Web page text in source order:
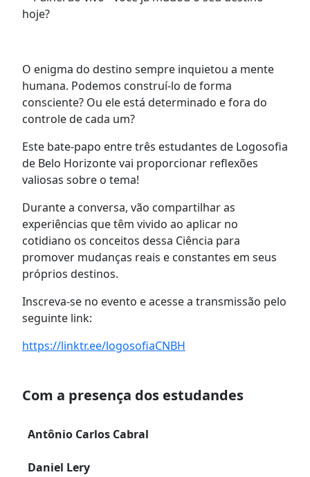
O enigma do destino sempre inquietou a mente
humana. Podemos construí-lo de forma
consciente? Ou ele está determinado e fora do
controle de cada um?
Este bate-papo entre três estudantes de Logosofia
de Belo Horizonte vai proporcionar reflexões
valiosas sobre o tema!
Durante a conversa, vão compartilhar as
experiências que têm vivido ao aplicar no
cotidiano os conceitos dessa Ciência para
promover mudanças reais e constantes em seus
próprios destinos.
Inscreva-se no evento e acesse a transmissão pelo
seguinte link:
https://linktr.ee/logosofiaCNBH
Com a presença dos estudandes
Antônio Carlos Cabral
Daniel Lery